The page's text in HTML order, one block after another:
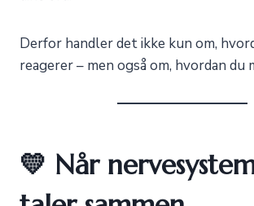
Derfor handler det ikke kun om,
reagerer – men også om, hvordan du
💛 Når